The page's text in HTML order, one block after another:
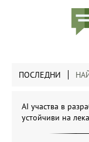
ПОСЛЕДНИ
AI участва в
устойчиви на